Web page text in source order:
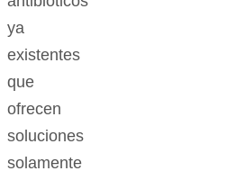
ya
existentes
que
ofrecen
soluciones
solamente